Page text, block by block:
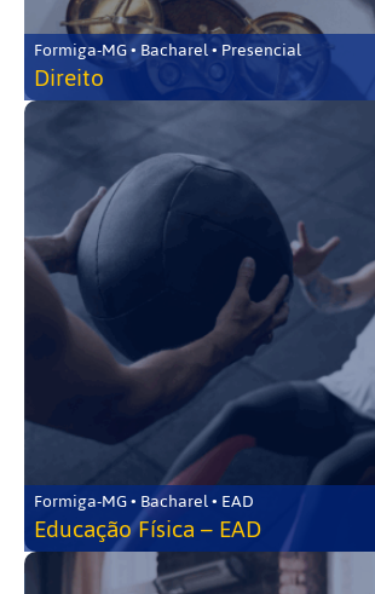
Formiga-MG • Bacharel • Presencial
Direito
Formiga-MG • Bacharel • EAD
Educação Física – EAD